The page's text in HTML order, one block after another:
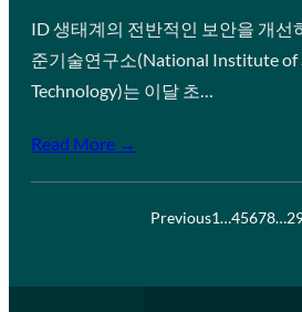
ID 생태계의 전반적인 보안을 개선
준기술연구소(National Institute of
Technology)는 이달 초…
Read More →
Previous1…45678…